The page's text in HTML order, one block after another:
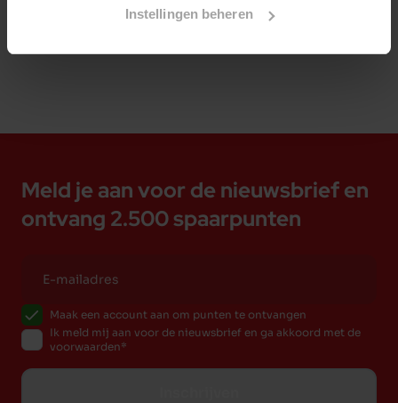
Instellingen beheren
Meld je aan voor de nieuwsbrief en
ontvang 2.500 spaarpunten
Maak een account aan om punten te ontvangen
Ik meld mij aan voor de nieuwsbrief en ga akkoord met de
voorwaarden